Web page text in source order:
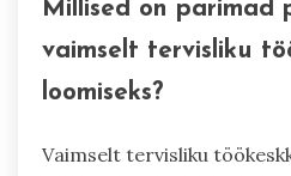
loomine aitab tõhusalt
stressi. Selgete töö- ja
takistab läbipõlemist.
tervemat mõtteviisi.